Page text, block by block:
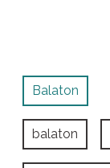
Balaton
balaton